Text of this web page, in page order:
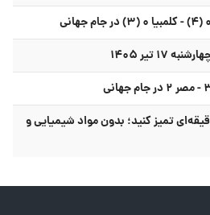
تیر ۱۴۰۵
را با این ترفند ۵ دقیقه‌ای تمیز کنید؛ بدون مواد شیمیایی و